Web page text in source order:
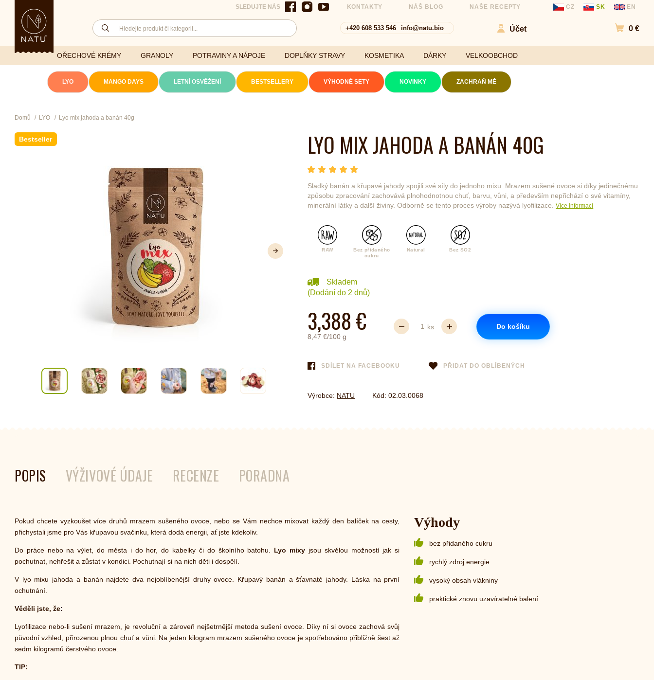
SLEDUJTE NÁS KONTAKTY NÁŠ BLOG NAŠE RECEPTY CZ SK EN
+420 608 533 546 info@natu.bio Účet
Přejít
0 €
OŘECHOVÉ KRÉMY GRANOLY POTRAVINY A NÁPOJE
Lyofilizovaná
Ořechy a semínka
ořechy
Ovocné kuličky a
Bezlepkové tyčinky
Energetické nápoje
Kokosové nápoje
Porcované
Sypané
Láhve
DOPLŇKY STRAVY KOSMETIKA DÁRKY VELKOOBCHOD
LYO MANGO DAYS LETNÍ OSVĚŽENÍ BESTSELLERY VÝHODNÉ SETY NOVINKY ZACHRAŇ MĚ
Domů LYO Lyo mix jahoda a banán 40g
Bestseller
Další
LYO MIX JAHODA A BANÁN 40G
hvězda 1
hvězda 2
hvězda 3
hvězda 4
Sladký banán a křupavé jahody spojili své síly do jednoho mixu. Mrazem sušené ovoce si díky jedinečnému
způsobu zpracování zachovává plnohodnotnou chuť, barvu, vůni, a především nepřichází o své vitamíny,
minerální látky a další živiny. Odborně se tento proces výroby nazývá lyofilizace.Více informací
RAW
Bez přidaného
cukru
Natural Bez SO2
Skladem
(Dodání do 2 dnů)
3,388 €
8,47 €/100 g
ks Do košíku
SDÍLET NA FACEBOOKU PŘIDAT DO OBLÍBENÝCH
Výrobce: NATU Kód:02.03.0068
POPIS VÝŽIVOVÉ ÚDAJE RECENZE PORADNA
Pokud chcete vyzkoušet více druhů mrazem sušeného ovoce, nebo se Vám nechce mixovat každý den balíček na cesty,
přichystali jsme pro Vás křupavou svačinku, která dodá energii, ať jste kdekoliv.
Do práce nebo na výlet, do města i do hor, do kabelky či do školního batohu. Lyo mixy jsou skvělou možností jak si
pochutnat, nehřešit a zůstat v kondici. Pochutnají si na nich děti i dospělí.
V lyo mixu jahoda a banán najdete dva nejoblíbenější druhy ovoce. Křupavý banán a šťavnaté jahody. Láska na první
ochutnání.
Věděli jste, že:
Lyofilizace nebo-li sušení mrazem, je revoluční a zároveň nejšetrnější metoda sušení ovoce. Díky ní si ovoce zachová svůj
původní vzhled, přirozenou plnou chuť a vůni. Na jeden kilogram mrazem sušeného ovoce je spotřebováno přibližně šest až
sedm kilogramů čerstvého ovoce.
TIP:
Výhody
bez přidaného cukru
rychlý zdroj energie
vysoký obsah vlákniny
praktické znovu uzavíratelné balení